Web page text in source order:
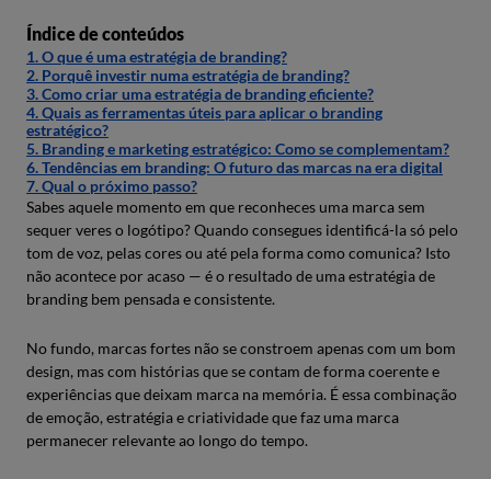
Índice de conteúdos
1. O que é uma estratégia de branding?
2. Porquê investir numa estratégia de branding?
3. Como criar uma estratégia de branding eficiente?
4. Quais as ferramentas úteis para aplicar o branding
estratégico?
5. Branding e marketing estratégico: Como se complementam?
6. Tendências em branding: O futuro das marcas na era digital
7. Qual o próximo passo?
Sabes aquele momento em que reconheces uma marca sem
sequer veres o logótipo? Quando consegues identificá-la só pelo
tom de voz, pelas cores ou até pela forma como comunica? Isto
não acontece por acaso — é o resultado de uma estratégia de
branding bem pensada e consistente.
No fundo, marcas fortes não se constroem apenas com um bom
design, mas com histórias que se contam de forma coerente e
experiências que deixam marca na memória. É essa combinação
de emoção, estratégia e criatividade que faz uma marca
permanecer relevante ao longo do tempo.